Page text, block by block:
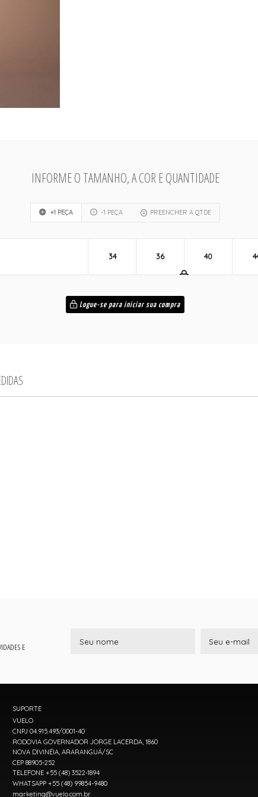
INFORME O TAMANHO, A COR E QUANTIDADE
+1 PEÇA -1 PEÇA PREENCHER A QTDE
34 36 40
Logue-se para iniciar sua compra
E
SUPORTE
VUELO
CNPJ 04.915.493/0001-40
RODOVIA GOVERNADOR JORGE LACERDA, 1860
NOVA DIVINÉIA, ARARANGUÁ/SC
CEP 88905-252
TELEFONE +55 (48) 3522-1894
WHATSAPP +55 (48) 99854-9480
marketing@vuelo.com.br